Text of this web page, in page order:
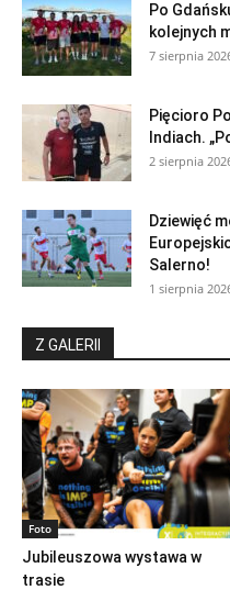
Po
kolejnych
7 sierpnia
Pięcioro
Indiach.
2 sierpnia
Dziewięć
Salerno!
1 sierpnia
Z GALERII
Foto
Jubileuszowa wystawa w
trasie